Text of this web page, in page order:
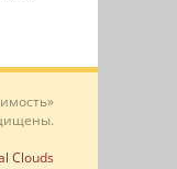
Clouds